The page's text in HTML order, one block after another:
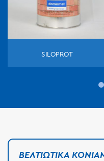
SILOPROT
ΒΕΛΤΙΩΤΙΚΆ